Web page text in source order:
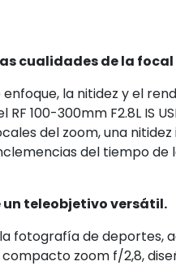
cualidades de la
la nitidez y el
100-300mm F2.8L IS
del zoom, una
del tiempo de
un teleobjetivo versátil.
fotografía de deportes,
zoom f/2,8,